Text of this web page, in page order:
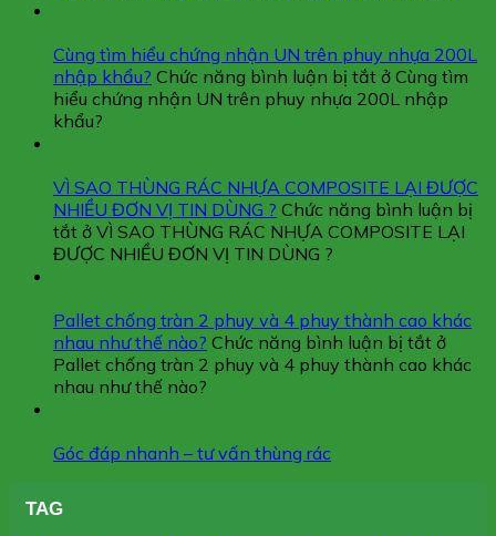
Cùng tìm hiểu chứng nhận UN trên phuy nhựa 200L
nhập khẩu? Chức năng bình luận bị tắt ở Cùng tìm
hiểu chứng nhận UN trên phuy nhựa 200L nhập
khẩu?
VÌ SAO THÙNG RÁC NHỰA COMPOSITE LẠI ĐƯỢC
NHIỀU ĐƠN VỊ TIN DÙNG ? Chức năng bình luận bị
tắt ở VÌ SAO THÙNG RÁC NHỰA COMPOSITE LẠI
ĐƯỢC NHIỀU ĐƠN VỊ TIN DÙNG ?
Pallet chống tràn 2 phuy và 4 phuy thành cao khác
nhau như thế nào? Chức năng bình luận bị tắt ở
Pallet chống tràn 2 phuy và 4 phuy thành cao khác
nhau như thế nào?
Góc đáp nhanh – tư vấn thùng rác
TAG